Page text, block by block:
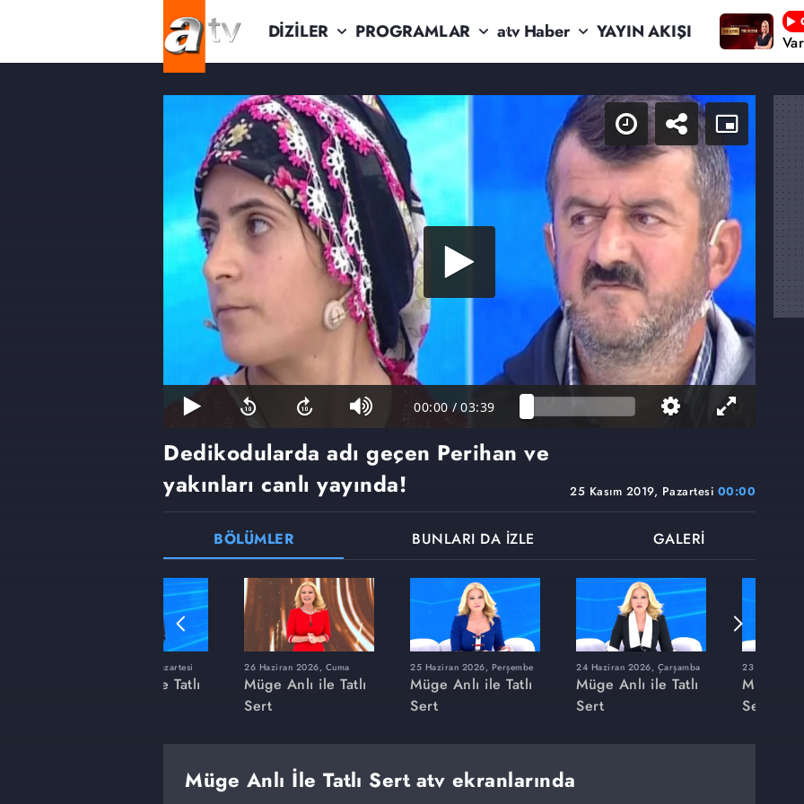
DİZİLER PROGRAMLAR atv Haber YAYIN AKIŞI
00:00 / 03:39
25 Kasım 2019, Pazartesi 00:00
Dedikodularda adı geçen Perihan ve
yakınları canlı yayında!
BÖLÜMLER BUNLARI DA İZLE GALERİ
8 Haziran 2026, Pazartesi
Müge Anlı ile Tatlı
26 Haziran 2026, Cuma
Müge Anlı ile Tatlı
Sert
25 Haziran 2026, Perşembe
Müge Anlı ile Tatlı
Sert
24 Haziran 2026, Çarşamba
Müge Anlı ile Tatlı
Sert
23 Haziran
Müge
Sert
Müge Anlı İle Tatlı Sert atv ekranlarında